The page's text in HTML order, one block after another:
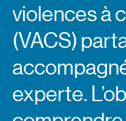
violences à
(VACS)
experte.